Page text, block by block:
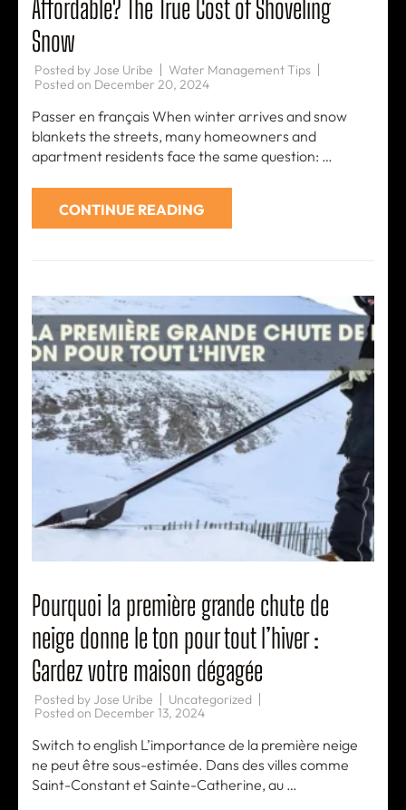
Affordable? The True Cost of Shoveling
Snow
Posted by Jose Uribe
Water Management Tips
Posted on December 20, 2024
Passer en français When winter arrives and snow
blankets the streets, many homeowners and
apartment residents face the same question: …
CONTINUE READING
Pourquoi la première grande chute de
neige donne le ton pour tout l’hiver :
Gardez votre maison dégagée
Posted by Jose Uribe
Uncategorized
Posted on December 13, 2024
Switch to english L’importance de la première neige
ne peut être sous-estimée. Dans des villes comme
Saint-Constant et Sainte-Catherine, au …